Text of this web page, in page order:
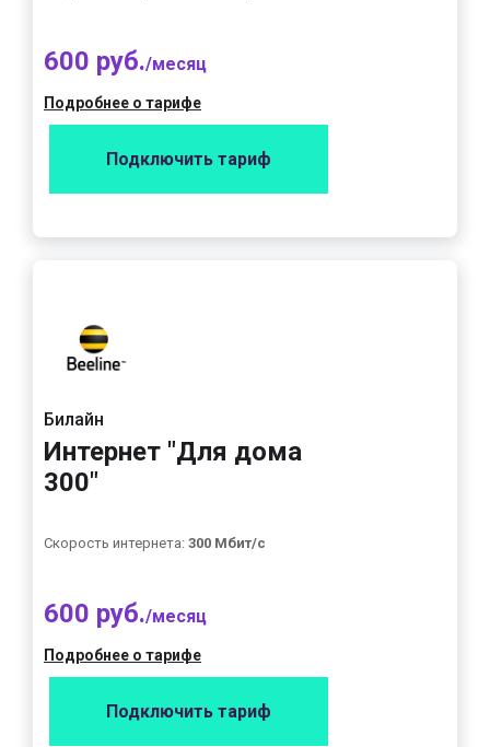
600 руб./месяц
Подробнее о тарифе
Подключить тариф
Билайн
Интернет "Для дома
300"
Скорость интернета: 300 Мбит/с
600 руб./месяц
Подробнее о тарифе
Подключить тариф